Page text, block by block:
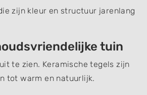
zijn kleur en structuur jarenlang
tuin
te zien. Keramische tegels zijn
tot warm en natuurlijk.